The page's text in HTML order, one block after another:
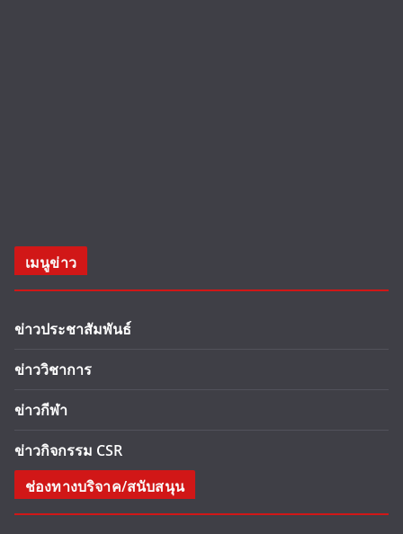
เมนูข่าว
ข่าวประชาสัมพันธ์
ข่าววิชาการ
ข่าวกีฬา
ข่าวกิจกรรม CSR
ช่องทางบริจาค/สนับสนุน